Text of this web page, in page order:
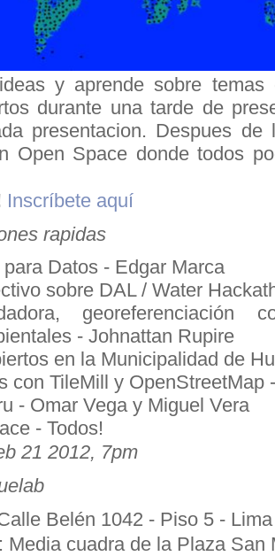
y aprende sobre
durante una tarde de
presentacion. Despues de
Open Space donde todos
Inscríbete aquí
rapidas
Datos - Edgar Marca
sobre DAL / Water
georeferenciación
- Johnattan Rupire
en la Municipalidad de
con TileMill y OpenStreetMap
- Omar Vega y Miguel Vera
- Todos!
21 2012, 7pm
Belén 1042 - Piso 5 -
Media cuadra de la Plaza San